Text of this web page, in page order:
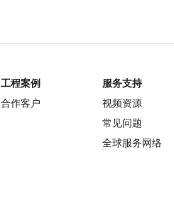
工程案例
合作客户
服务支持
视频资源
常见问题
全球服务网络